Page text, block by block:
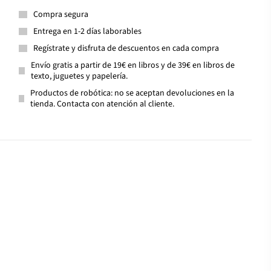
Compra segura
Entrega en 1-2 días laborables
Regístrate y disfruta de descuentos en cada compra
Envío gratis a partir de 19€ en libros y de 39€ en libros de
texto, juguetes y papelería.
Productos de robótica: no se aceptan devoluciones en la
tienda. Contacta con atención al cliente.